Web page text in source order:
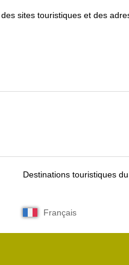
sites touristiques et des
Destinations touristiques
Français